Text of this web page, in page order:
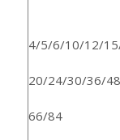
4/5/6/10/12/
20/24/30/36/
66/84